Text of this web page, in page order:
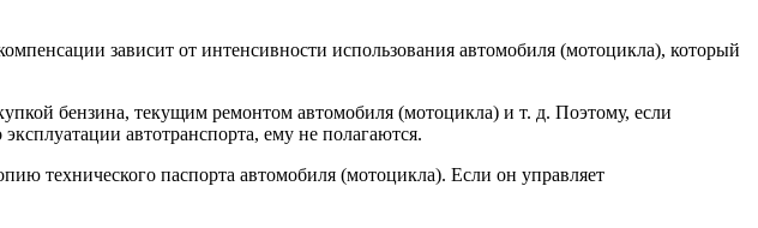
зависит от интенсивности использования автомобиля (мотоцикла), который
бензина, текущим ремонтом автомобиля (мотоцикла) и т. д. Поэтому, если
автотранспорта, ему не полагаются.
технического паспорта автомобиля (мотоцикла). Если он управляет